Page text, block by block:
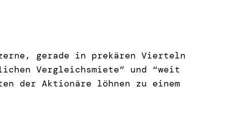
gerade in prekären Vierteln
Vergleichsmiete” und “weit
der Aktionäre löhnen zu einem